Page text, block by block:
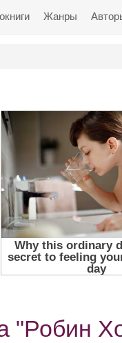
Жанры
"Робин